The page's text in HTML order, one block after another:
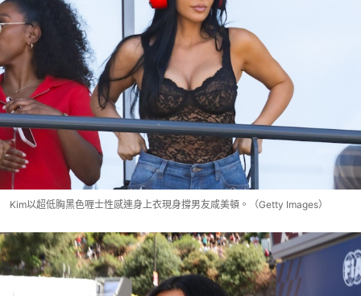
Kim以超低胸黑色喱士性感連身上衣現身撐男友咸美頓。（Getty Images）